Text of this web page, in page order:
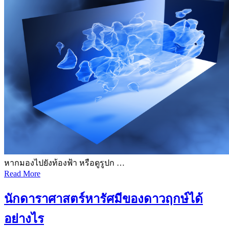
หากมองไปยังท้องฟ้า หรือดูรูปก …
Read More
นักดาราศาสตร์หารัศมีของดาวฤกษ์ได้
อย่างไร